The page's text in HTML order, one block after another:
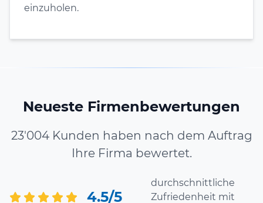
einzuholen.
Neueste Firmenbewertungen
23'004 Kunden haben nach dem Auftrag
Ihre Firma bewertet.
4.5/5
durchschnittliche
Zufriedenheit mit